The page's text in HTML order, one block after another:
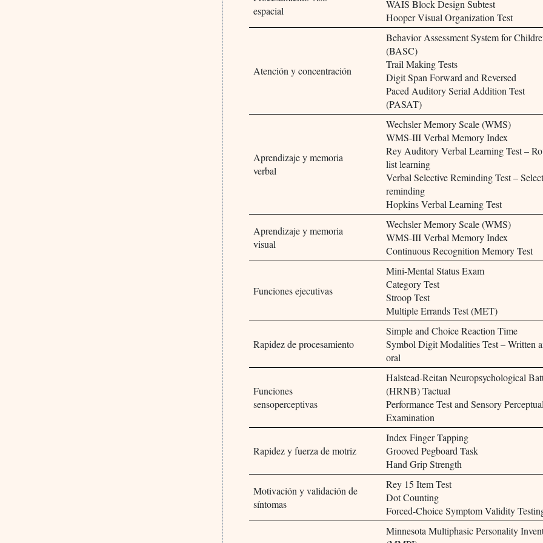
espacial
WAIS Block Design Subtest
Hooper Visual Organization Test
Atención y concentración
Behavior Assessment System for
(BASC)
Trail Making Tests
Digit Span Forward and Reversed
Paced Auditory Serial Addition Test
(PASAT)
Aprendizaje y memoria
verbal
Wechsler Memory Scale (WMS)
WMS-III Verbal Memory Index
Rey Auditory Verbal Learning Test –
list learning
Verbal Selective Reminding Test –
reminding
Hopkins Verbal Learning Test
Aprendizaje y memoria
visual
Wechsler Memory Scale (WMS)
WMS-III Verbal Memory Index
Continuous Recognition Memory Test
Funciones ejecutivas
Mini-Mental Status Exam
Category Test
Stroop Test
Multiple Errands Test (MET)
Rapidez de procesamiento
Simple and Choice Reaction Time
Symbol Digit Modalities Test – Written
oral
Funciones
sensoperceptivas
Halstead-Reitan Neuropsychological
(HRNB) Tactual
Performance Test and Sensory Perceptual
Examination
Rapidez y fuerza de motriz
Index Finger Tapping
Grooved Pegboard Task
Hand Grip Strength
Motivación y validación de
síntomas
Rey 15 Item Test
Dot Counting
Forced-Choice Symptom Validity
Minnesota Multiphasic Personality